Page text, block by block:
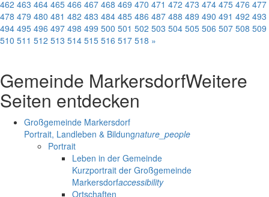
462 463 464 465 466 467 468 469 470 471 472 473 474 475 476 477
478 479 480 481 482 483 484 485 486 487 488 489 490 491 492 493
494 495 496 497 498 499 500 501 502 503 504 505 506 507 508 509
510 511 512 513 514 515 516 517 518 »
Gemeinde MarkersdorfWeitere
Seiten entdecken
Großgemeinde Markersdorf
Portrait, Landleben & Bildungnature_people
Portrait
Leben in der Gemeinde
Kurzportrait der Großgemeinde
Markersdorfaccessibility
Ortschaften